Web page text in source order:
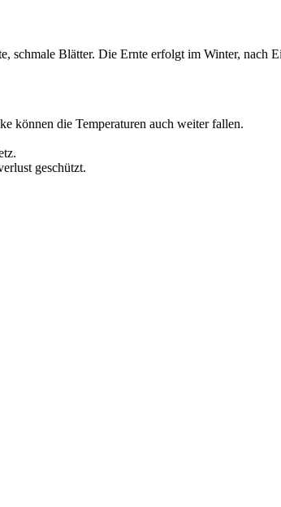
Blätter. Die Ernte erfolgt im Winter, nach
können die Temperaturen auch weiter fallen.
geschützt.